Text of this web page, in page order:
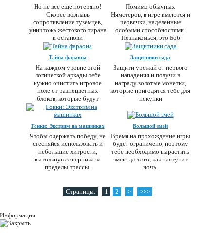
Но не все еще потеряно!
Скорее возглавь
сопротивление туземцев,
уничтожь жестокого тирана
и останови
Помимо обычных
Нямстеров, в игре имеются и
червячки, наделенные
особыми способностями.
Познакомься, это Боб
Тайна фараона
На каждом уровне этой
логической аркады тебе
нужно очистить игровое
поле от разноцветных
блоков, которые будут
Защитники сада
Защити урожай от первого
нападения и получи в
награду золотые монетки,
которые пригодятся тебе для
покупки
Гонки: Экстрим на машинках
Чтобы одержать победу, не
стесняйся использовать и
небольшие хитрости,
вытолкнув соперника за
пределы трассы.
Большой змей
Время на прохождение игры
будет ограничено, поэтому
тебе необходимо вырастить
змею до того, как наступит
ночь.
Страницы: 1 2 > >>>
Информация